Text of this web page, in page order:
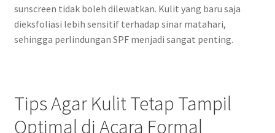
sunscreen tidak boleh dilewatkan. Kulit yang baru saja
dieksfoliasi lebih sensitif terhadap sinar matahari,
sehingga perlindungan SPF menjadi sangat penting.
Tips Agar Kulit Tetap Tampil
Optimal di Acara Formal